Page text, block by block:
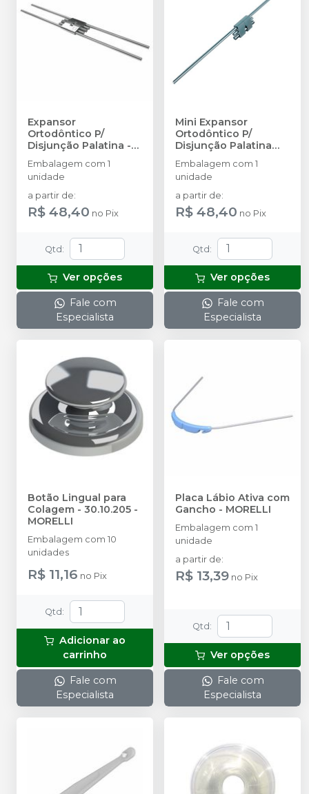
Expansor
Ortodôntico P/
Disjunção Palatina -
MORELLI
Embalagem com 1
unidade
a partir de:
R$ 48,40 no Pix
Qtd :
Ver opções
Fale com
Especialista
Mini Expansor
Ortodôntico P/
Disjunção Palatina
Hyrax
Embalagem com 1
unidade
a partir de:
R$ 48,40 no Pix
Qtd :
Ver opções
Fale com
Especialista
Botão Lingual para
Colagem - 30.10.205 -
MORELLI
Embalagem com 10
unidades
R$ 11,16 no Pix
Qtd :
Adicionar ao
carrinho
Fale com
Especialista
Placa Lábio Ativa com
Gancho - MORELLI
Embalagem com 1
unidade
a partir de:
R$ 13,39 no Pix
Qtd :
Ver opções
Fale com
Especialista